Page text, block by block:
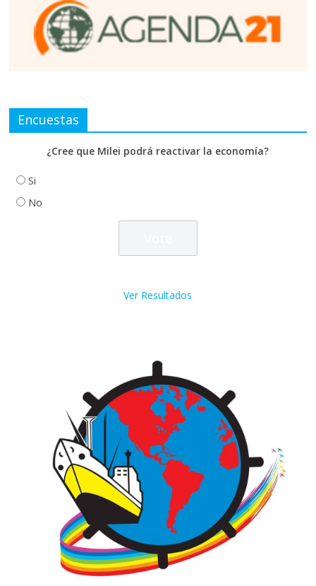
Encuestas
¿Cree que Milei podrá reactivar la economía?
Si
No
Ver Resultados